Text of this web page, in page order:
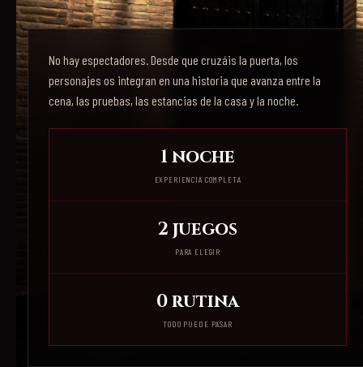
No hay espectadores. Desde que cruzáis la puerta, los
personajes os integran en una historia que avanza entre la
cena, las pruebas, las estancias de la casa y la noche.
1 noche
EXPERIENCIA COMPLETA
2 juegos
PARA ELEGIR
0 rutina
TODO PUEDE PASAR